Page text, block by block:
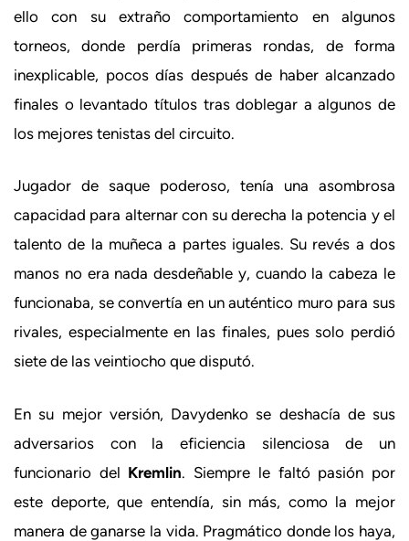
ello con su extraño comportamiento en algunos
torneos, donde perdía primeras rondas, de forma
inexplicable, pocos días después de haber alcanzado
finales o levantado títulos tras doblegar a algunos de
los mejores tenistas del circuito.
Jugador de saque poderoso, tenía una asombrosa
capacidad para alternar con su derecha la potencia y el
talento de la muñeca a partes iguales. Su revés a dos
manos no era nada desdeñable y, cuando la cabeza le
funcionaba, se convertía en un auténtico muro para sus
rivales, especialmente en las finales, pues solo perdió
siete de las veintiocho que disputó.
En su mejor versión, Davydenko se deshacía de sus
adversarios con la eficiencia silenciosa de un
funcionario del Kremlin. Siempre le faltó pasión por
este deporte, que entendía, sin más, como la mejor
manera de ganarse la vida. Pragmático donde los haya,